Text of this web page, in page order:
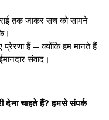
तक जाकर सच को सामने
हैं — क्योंकि हम मानते हैं
संवाद।
देना चाहते हैं? हमसे संपर्क